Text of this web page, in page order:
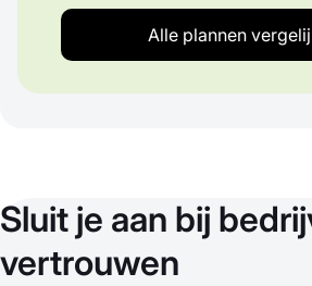
Alle plannen
Sluit je aan bij
vertrouwen